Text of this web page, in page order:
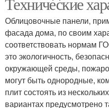
Облицовочные панели,
фасада дома, по своим
соответствовать нормам
это экологичность,
окружающей среды,
могут быть однородные,
плит состоять из
вариантах предусмотрено